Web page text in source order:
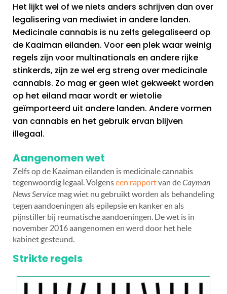
Het lijkt wel of we niets anders schrijven dan over
legalisering van mediwiet in andere landen.
Medicinale cannabis is nu zelfs gelegaliseerd op
de Kaaiman eilanden. Voor een plek waar weinig
regels zijn voor multinationals en andere rijke
stinkerds, zijn ze wel erg streng over medicinale
cannabis. Zo mag er geen wiet gekweekt worden
op het eiland maar wordt er wietolie
geïmporteerd uit andere landen. Andere vormen
van cannabis en het gebruik ervan blijven
illegaal.
Aangenomen wet
Zelfs op de Kaaiman eilanden is medicinale cannabis
tegenwoordig legaal. Volgenseen rapportvan deCayman
News Service mag wiet nu gebruikt worden als behandeling
tegen aandoeningen als epilepsie en kanker en als
pijnstiller bij reumatische aandoeningen. De wet is in
november 2016 aangenomen en werd door het hele
kabinet gesteund.
Strikte regels